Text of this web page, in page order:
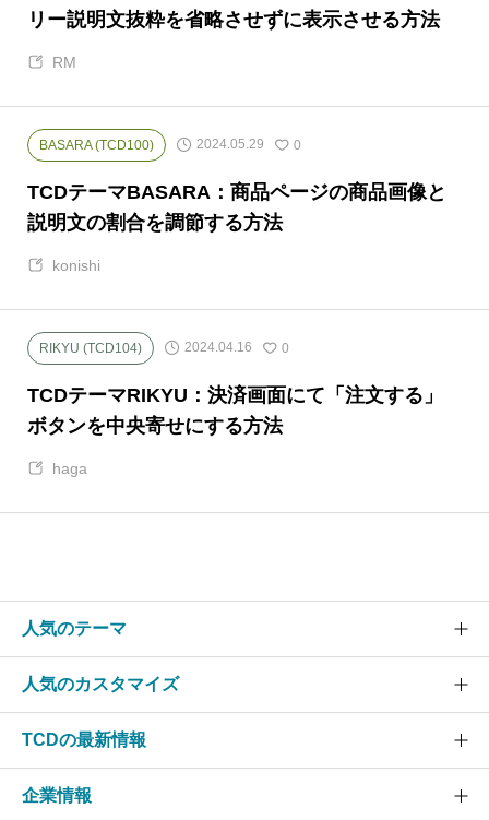
リー説明文抜粋を省略させずに表示させる方法
RM
BASARA (TCD100) 2024.05.29 0
TCDテーマBASARA：商品ページの商品画像と
説明文の割合を調節する方法
konishi
RIKYU (TCD104) 2024.04.16 0
TCDテーマRIKYU：決済画面にて「注文する」
ボタンを中央寄せにする方法
haga
人気のテーマ
SOLARIS
NANO
人気のカスタマイズ
グローバルメニュー
TCDの最新情報
TCDニュース
企業情報